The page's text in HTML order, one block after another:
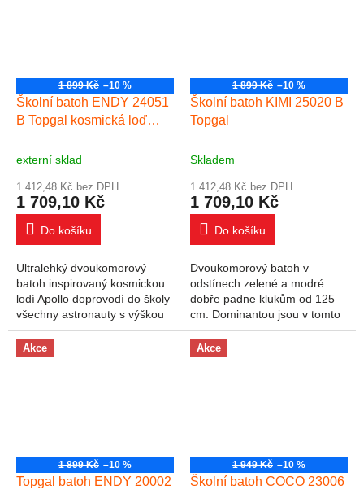
1 899 Kč –10 %
Školní batoh ENDY 24051
B Topgal kosmická loď
externí sklad
1 412,48 Kč bez DPH
1 709,10 Kč
Do košíku
Ultralehký dvoukomorový
batoh inspirovaný kosmickou
lodí Apollo doprovodí do školy
všechny astronauty s výškou
od 110 cm. Pohled z pilotní
kabiny doplní stylová
gumová...
1 899 Kč –10 %
Školní batoh KIMI 25020 B
Topgal
Skladem
1 412,48 Kč bez DPH
1 709,10 Kč
Do košíku
Dvoukomorový batoh v
odstínech zelené a modré
dobře padne klukům od 125
cm. Dominantou jsou v tomto
případě petrolejově modré
zipy. Tento dvoukomorový
model sedí všem školákům...
Akce
1 899 Kč –10 %
Topgal batoh ENDY 20002
Akce
1 949 Kč –10 %
Školní batoh COCO 23006